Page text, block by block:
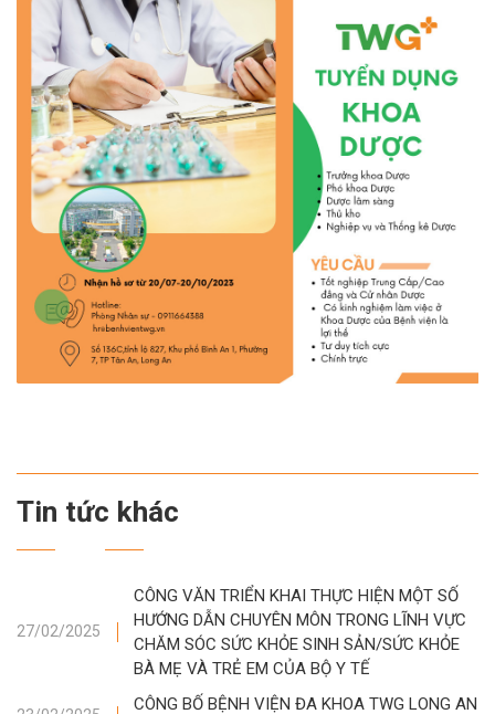
Tin tức khác
27/02/2025
CÔNG VĂN TRIỂN KHAI THỰC HIỆN MỘT SỐ
HƯỚNG DẪN CHUYÊN MÔN TRONG LĨNH VỰC
CHĂM SÓC SỨC KHỎE SINH SẢN/SỨC KHỎE
BÀ MẸ VÀ TRẺ EM CỦA BỘ Y TẾ
CÔNG BỐ BỆNH VIỆN ĐA KHOA TWG LONG AN